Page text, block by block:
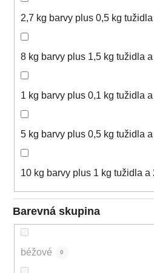
2,7 kg barvy plus 0,5 kg
8 kg barvy plus 1,5 kg tužidla
1 kg barvy plus 0,1 kg tužidla
5 kg barvy plus 0,5 kg tužidla
10 kg barvy plus 1 kg tužidla a
Barevná skupina
béžové 0